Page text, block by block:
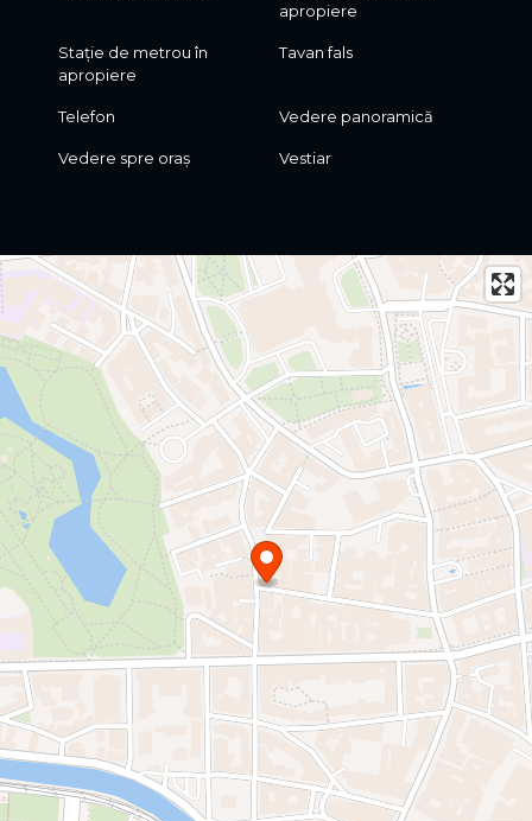
apropiere
Stație de metrou în
apropiere
Tavan fals
Telefon Vedere panoramică
Vedere spre oraș Vestiar